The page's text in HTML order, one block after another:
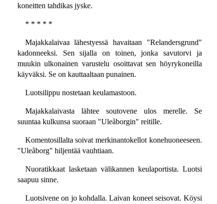
koneitten tahdikas jyske.
* * * * *
Majakkalaivaa lähestyessä havaitaan "Relandersgrund"
kadonneeksi. Sen sijalla on toinen, jonka savutorvi ja
muukin ulkonainen varustelu osoittavat sen höyrykoneilla
käyväksi. Se on kauttaaltaan punainen.
Luotsilippu nostetaan keulamastoon.
Majakkalaivasta lähtee soutovene ulos merelle. Se
suuntaa kulkunsa suoraan "Uleåborgin" reitille.
Komentosillalta soivat merkinantokellot konehuoneeseen.
"Uleåborg" hiljentää vauhtiaan.
Nuoratikkaat lasketaan välikannen keulaportista. Luotsi
saapuu sinne.
Luotsivene on jo kohdalla. Laivan koneet seisovat. Köysi